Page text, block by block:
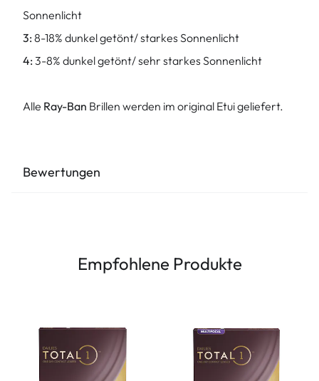
Sonnenlicht
3: 8-18% dunkel getönt/ starkes Sonnenlicht
4: 3-8% dunkel getönt/ sehr starkes Sonnenlicht
Alle Ray-Ban Brillen werden im original Etui geliefert.
Bewertungen
Empfohlene Produkte